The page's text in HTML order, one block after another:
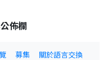
佈欄
募集
關於語言交換